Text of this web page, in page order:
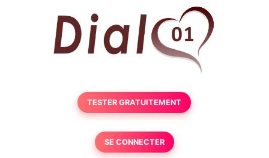
TESTER GRATUITEMENT
SE CONNECTER